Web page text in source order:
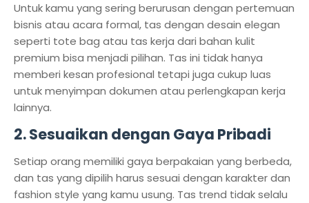
Untuk kamu yang sering berurusan dengan pertemuan
bisnis atau acara formal, tas dengan desain elegan
seperti tote bag atau tas kerja dari bahan kulit
premium bisa menjadi pilihan. Tas ini tidak hanya
memberi kesan profesional tetapi juga cukup luas
untuk menyimpan dokumen atau perlengkapan kerja
lainnya.
2. Sesuaikan dengan Gaya Pribadi
Setiap orang memiliki gaya berpakaian yang berbeda,
dan tas yang dipilih harus sesuai dengan karakter dan
fashion style yang kamu usung. Tas trend tidak selalu